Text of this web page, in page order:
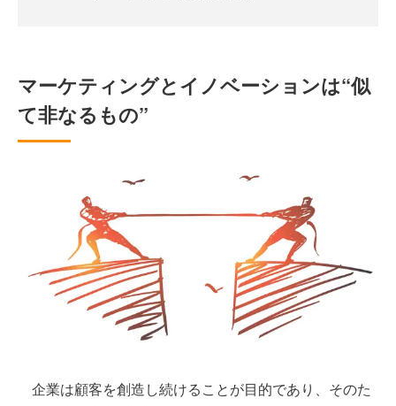
マーケティングとイノベーションは“似
て非なるもの”
企業は顧客を創造し続けることが目的であり、そのた